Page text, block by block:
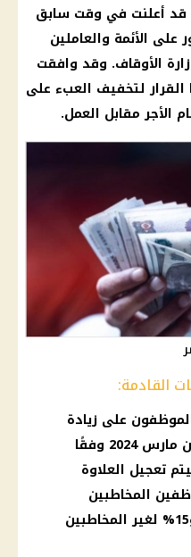
قد أعلنت في وقت سابق
على الأئمة والعاملين
الأوقاف. وقد وافقت
لتخفيف العبء على
الأجر مقابل العمل.
القادمة:
على زيادة
في المرتبات في الأول من مارس 2024 وفقًا
تعجيل العلاوة
10% للموظفين المخاطبين
بقانون الخدمة المدنية و15% لغير المخاطبين